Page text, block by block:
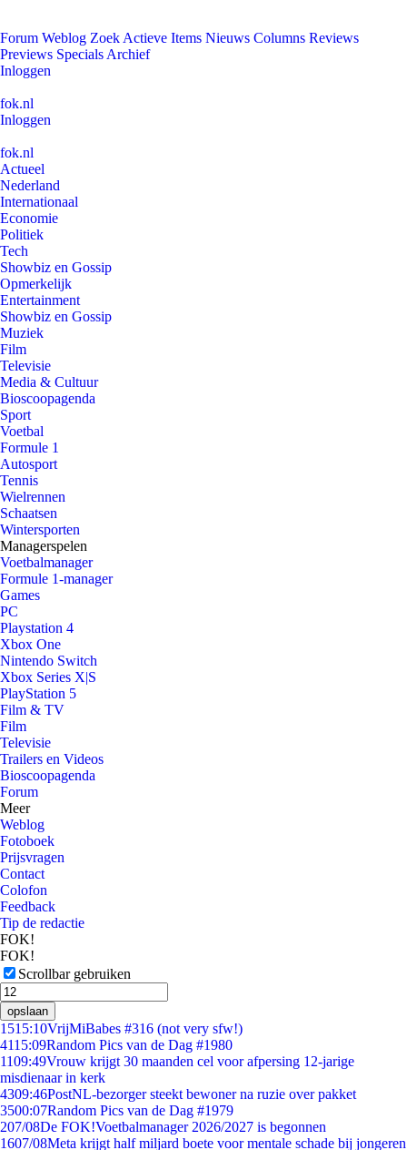
Forum Weblog Zoek Actieve Items Nieuws Columns Reviews
Previews Specials Archief
Inloggen
fok.nl
Inloggen
fok.nl
Actueel
Nederland
Internationaal
Economie
Politiek
Tech
Showbiz en Gossip
Opmerkelijk
Entertainment
Showbiz en Gossip
Muziek
Film
Televisie
Media & Cultuur
Bioscoopagenda
Sport
Voetbal
Formule 1
Autosport
Tennis
Wielrennen
Schaatsen
Wintersporten
Managerspelen
Voetbalmanager
Formule 1-manager
Games
PC
Playstation 4
Xbox One
Nintendo Switch
Xbox Series X|S
PlayStation 5
Film & TV
Film
Televisie
Trailers en Videos
Bioscoopagenda
Forum
Meer
Weblog
Fotoboek
Prijsvragen
Contact
Colofon
Feedback
Tip de redactie
FOK!
FOK!
Scrollbar gebruiken
opslaan
1515:10VrijMiBabes #316 (not very sfw!)
4115:09Random Pics van de Dag #1980
1109:49Vrouw krijgt 30 maanden cel voor afpersing 12-jarige
misdienaar in kerk
4309:46PostNL-bezorger steekt bewoner na ruzie over pakket
3500:07Random Pics van de Dag #1979
207/08De FOK!Voetbalmanager 2026/2027 is begonnen
1607/08Meta krijgt half miljard boete voor mentale schade bij jongeren